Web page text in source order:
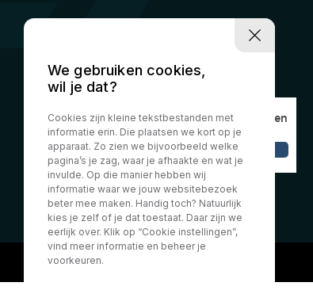
We gebruiken cookies,
wil je dat?
Cookies zijn kleine tekstbestanden met
informatie erin. Die plaatsen we kort op je
apparaat. Zo zien we bijvoorbeeld welke
pagina’s je zag, waar je afhaakte en wat je
invulde. Op die manier hebben wij
informatie waar we jouw websitebezoek
beter mee maken. Handig toch? Natuurlijk
kies je zelf of je dat toestaat. Daar zijn we
eerlijk over. Klik op “Cookie instellingen”,
vind meer informatie en beheer je
voorkeuren.